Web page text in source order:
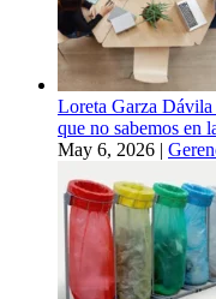
Loreta Garza
que no sabemos en
May 6, 2026 |